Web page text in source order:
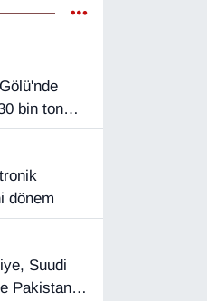
bin ton
dönem
Pakistan